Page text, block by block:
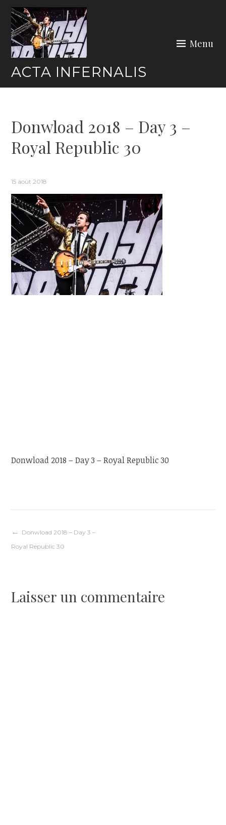
Skip
content
ACTA INFERNALIS
Menu
Donwload 2018 – Day 3 –
Royal Republic 30
15 août 2018
Donwload 2018 – Day 3 – Royal Republic 30
Navigation
l’article
Donwload 2018 – Day 3 –
Royal Republic 30
Laisser un commentaire